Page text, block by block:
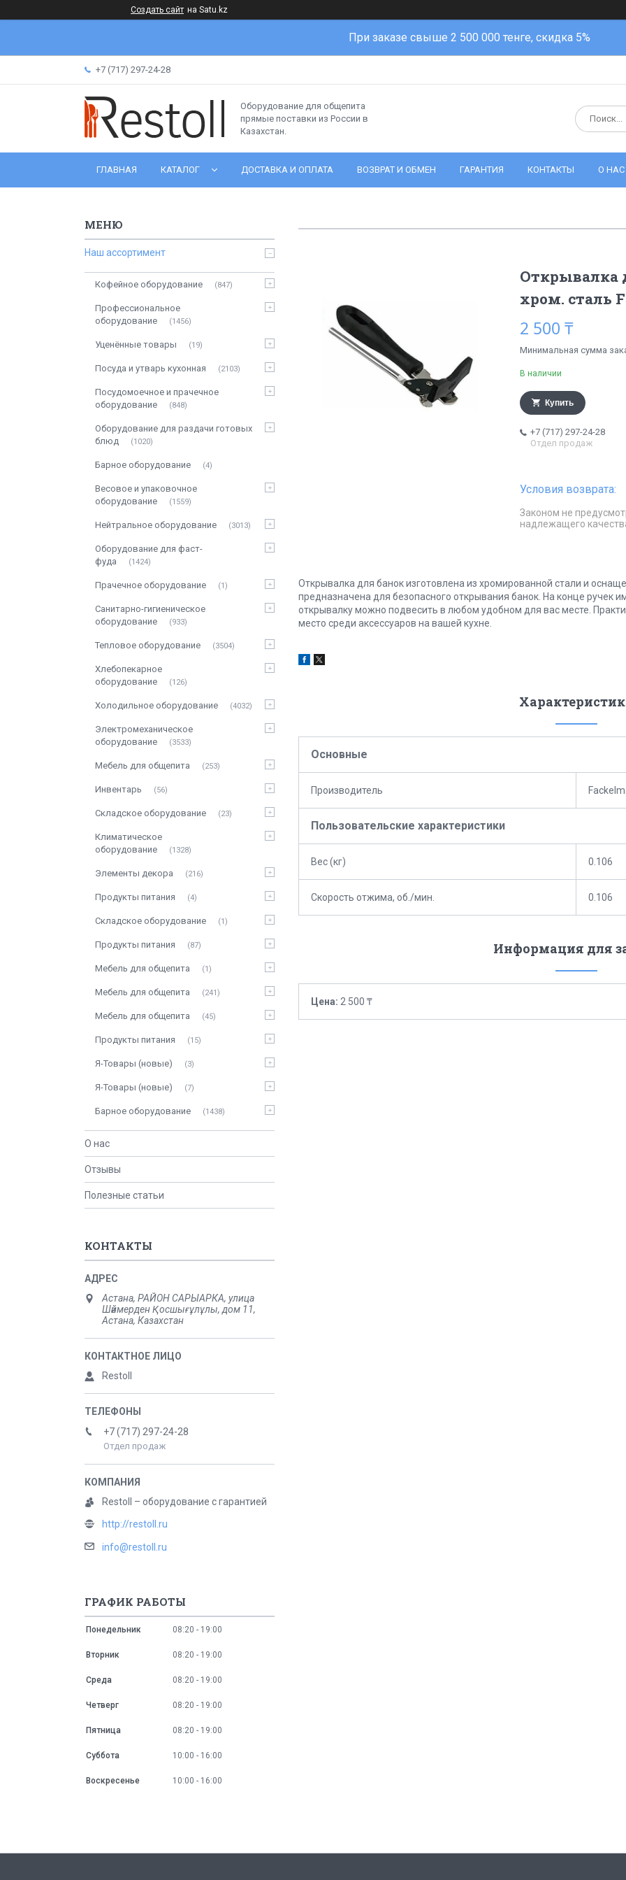
Создать сайт на Satu.kz
При заказе свыше 2 500 000 тенге, скидка 5%
+7 (717) 297-24-28
Оборудование для общепита
прямые поставки из России в
Казахстан.
ГЛАВНАЯ КАТАЛОГ ДОСТАВКА И ОПЛАТА ВОЗВРАТ И ОБМЕН ГАРАНТИЯ КОНТАКТЫ О НАС
Открывалка
хром. сталь
2 500 ₸
Минимальная сумма
В наличии
Купить
+7 (717) 297-24-28
Отдел продаж
Законом не
надлежащего
Открывалка для банок изготовлена из хромированной стали и
предназначена для безопасного открывания банок. На конце ручек
открывалку можно подвесить в любом удобном для вас месте.
место среди аксессуаров на вашей кухне.
Основные
Производитель
Пользовательские характеристики
Вес (кг) 0.106
Скорость отжима, об./мин. 0.106
Информация для
Цена: 2 500 ₸
Наш ассортимент
Кофейное оборудование 847
Профессиональное
оборудование
1456
Уценённые товары 19
Посуда и утварь кухонная 2103
Посудомоечное и прачечное
оборудование
848
Оборудование для раздачи готовых
блюд
1020
Барное оборудование 4
Весовое и упаковочное
оборудование
1559
Нейтральное оборудование 3013
Оборудование для фаст-
фуда
1424
Прачечное оборудование 1
Санитарно-гигиеническое
оборудование
933
Тепловое оборудование 3504
Хлебопекарное
оборудование
126
Холодильное оборудование 4032
Электромеханическое
оборудование
3533
Мебель для общепита 253
Инвентарь 56
Складское оборудование 23
Климатическое
оборудование
1328
Элементы декора 216
Продукты питания 4
Складское оборудование 1
Продукты питания 87
Мебель для общепита 1
Мебель для общепита 241
Мебель для общепита 45
Продукты питания 15
Я-Товары (новые) 3
Я-Товары (новые) 7
Барное оборудование 1438
О нас
Отзывы
Полезные статьи
КОНТАКТЫ
Астана, РАЙОН САРЫАРКА, улица
Шәймерден Қосшығұлұлы, дом 11,
Астана, Казахстан
Restoll
+7 (717) 297-24-28
Отдел продаж
Restoll – оборудование с гарантией
http://restoll.ru
info@restoll.ru
ГРАФИК РАБОТЫ
Понедельник 08:20 19:00
Вторник 08:20 19:00
Среда 08:20 19:00
Четверг 08:20 19:00
Пятница 08:20 19:00
Суббота 10:00 16:00
Воскресенье 10:00 16:00